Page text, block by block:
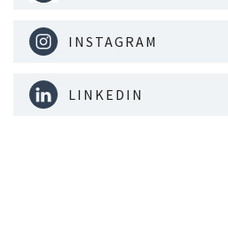
INSTAGRAM
LINKEDIN